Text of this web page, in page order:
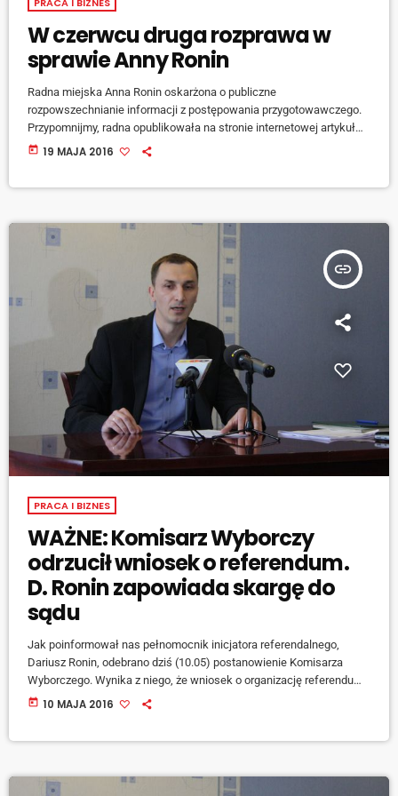
W czerwcu druga rozprawa w
sprawie Anny Ronin
Radna miejska Anna Ronin oskarżona o publiczne
rozpowszechnianie informacji z postępowania przygotowawczego.
Przypomnijmy, radna opublikowała na stronie internetowej artykuł
własnego autorstwa z ustaleniami śledczych. Informacje dotyczyły
today 19 MAJA 2016
insert_link
PRACA I BIZNES
WAŻNE: Komisarz Wyborczy
odrzucił wniosek o referendum.
D. Ronin zapowiada skargę do
sądu
Jak poinformował nas pełnomocnik inicjatora referendalnego,
Dariusz Ronin, odebrano dziś (10.05) postanowienie Komisarza
Wyborczego. Wynika z niego, że wniosek o organizację referendum
w Raciborzu w sprawie odwołania prezydenta miasta został
złożenie skargi do Sądu Administracyjnego. -Jestem przekonany, że
today 10 MAJA 2016